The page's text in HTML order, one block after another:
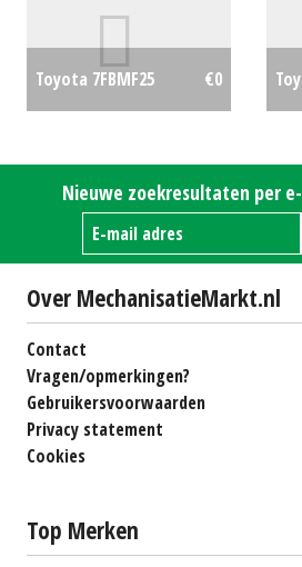
Toyota 7FBMF25 €0
Nieuwe zoekresultaten per
Over MechanisatieMarkt.nl
Contact
Vragen/opmerkingen?
Gebruikersvoorwaarden
Privacy statement
Cookies
Top Merken